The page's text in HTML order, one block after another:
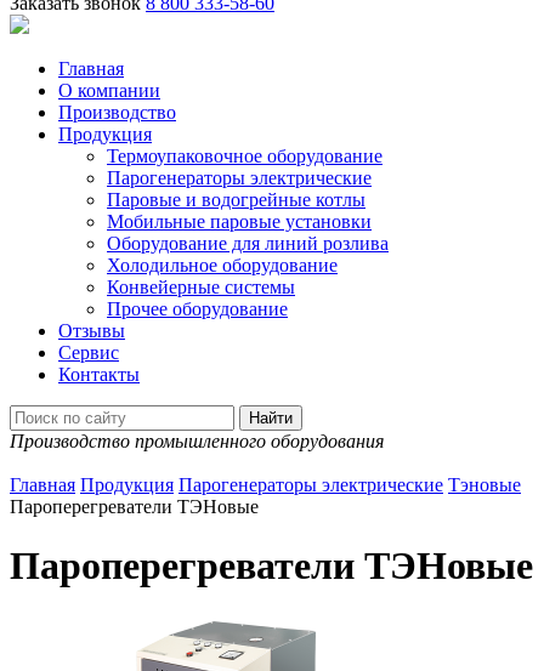
Главная
О компании
Производство
Продукция
Термоупаковочное оборудование
Парогенераторы электрические
Паровые и водогрейные котлы
Мобильные паровые установки
Оборудование для линий розлива
Холодильное оборудование
Конвейерные системы
Прочее оборудование
Отзывы
Сервис
Контакты
Производство промышленного оборудования
Главная Продукция Парогенераторы электрические Тэновые
Пароперегреватели ТЭНовые
Пароперегреватели ТЭНовые